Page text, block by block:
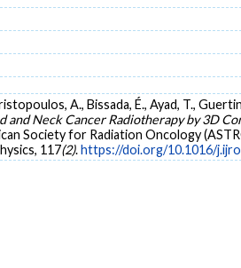
A., Bissada, É., Ayad, T.,
and Neck Cancer Radiotherapy by 3D
Society for Radiation Oncology
117(2).https://doi.org/10.1016/